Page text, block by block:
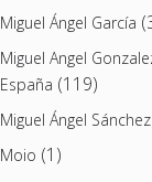
Miguel Ángel García
Miguel Angel
España (119)
Miguel Ángel
Moio (1)